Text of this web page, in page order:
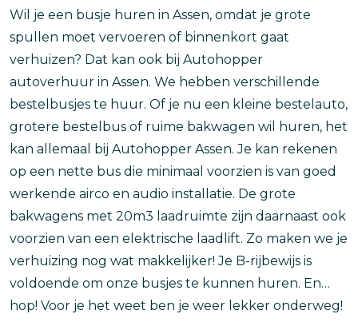
Wil je een busje huren in Assen, omdat je grote
spullen moet vervoeren of binnenkort gaat
verhuizen? Dat kan ook bij Autohopper
autoverhuur in Assen. We hebben verschillende
bestelbusjes te huur. Of je nu een kleine bestelauto,
grotere bestelbus of ruime bakwagen wil huren, het
kan allemaal bij Autohopper Assen. Je kan rekenen
op een nette bus die minimaal voorzien is van goed
werkende airco en audio installatie. De grote
bakwagens met 20m3 laadruimte zijn daarnaast ook
voorzien van een elektrische laadlift. Zo maken we je
verhuizing nog wat makkelijker! Je B-rijbewijs is
voldoende om onze busjes te kunnen huren. En…
hop! Voor je het weet ben je weer lekker onderweg!